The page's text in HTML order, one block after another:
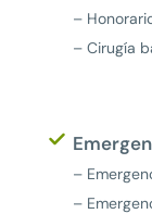
–
– Cirugía
–
–